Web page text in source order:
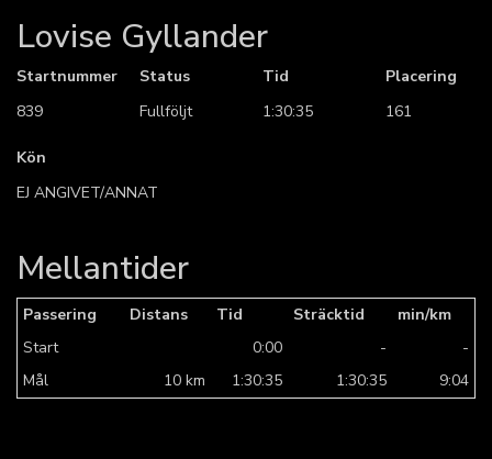
Lovise Gyllander
Startnummer
839
Status
Fullföljt
Tid
1:30:35
Placering
161
Kön
EJ ANGIVET/ANNAT
Mellantider
Passering Distans Tid Sträcktid
min/km
Start
0:00 -
-
Mål
10 km 1:30:35 1:30:35 9:04